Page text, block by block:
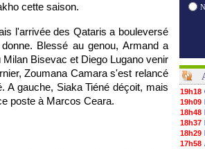
cette saison.
l'arrivée des Qataris a bouleversé
Blessé au genou, Armand a
Milan Bisevac et Diego Lugano venir
Zoumana Camara s'est relancé
A gauche, Siaka Tiéné déçoit, mais
poste à Marcos Ceara.
19h18
19h09
18h48
18h37
18h29
17h58